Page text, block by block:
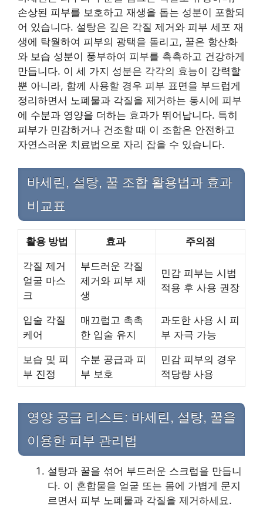
손상된 피부를 보호하고 재생을 돕는 성분이 포함되
어 있습니다. 설탕은 깊은 각질 제거와 피부 세포 재
생에 탁월하여 피부의 광택을 돌리고, 꿀은 항산화
와 보습 성분이 풍부하여 피부를 촉촉하고 건강하게
만듭니다. 이 세 가지 성분은 각각의 효능이 강력할
뿐 아니라, 함께 사용할 경우 피부 표면을 부드럽게
정리하면서 노폐물과 각질을 제거하는 동시에 피부
에 수분과 영양을 더하는 효과가 뛰어납니다. 특히
피부가 민감하거나 건조할 때 이 조합은 안전하고
자연스러운 치료법으로 자리 잡을 수 있습니다.
바세린, 설탕, 꿀 조합 활용법과 효과
비교표
활용 방법 효과 주의점
각질 제거
얼굴 마스
크
부드러운 각질
제거와 피부 재
생
민감 피부는 시범
적용 후 사용 권장
입술 각질
케어
매끄럽고 촉촉
한 입술 유지
과도한 사용 시 피
부 자극 가능
보습 및 피
부 진정
수분 공급과 피
부 보호
민감 피부의 경우
적당량 사용
영양 공급 리스트: 바세린, 설탕, 꿀을
이용한 피부 관리법
설탕과 꿀을 섞어 부드러운 스크럽을 만듭니
다. 이 혼합물을 얼굴 또는 몸에 가볍게 문지
르면서 피부 노폐물과 각질을 제거하세요.